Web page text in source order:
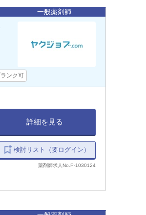
一般薬剤師
ンク可
詳細を見る
検討リスト（要ログイン）
薬剤師求人No.P-1030124